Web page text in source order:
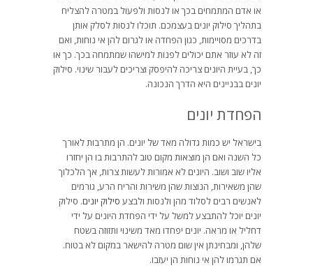
או אדם המתמחים בכך או לנסות ולפעול במטרה להצליח
בתהליך סילוק יונים בעצמכם. תוכלו לנסות לסלק אותן
בדרכים מסויימות, כגון הפחדה או לגרום להן אי נוחות, ואם
זה לא עוזר אתם יכולים לפנות למישהו שמתמחה בכך. כך או
כך, בעיית היונים צריכה להיפסק וצריכים לעבור שינוי. סילוק
יונים בבניינים היא הדרך הנכונה.
הפחדת יונים
בישראל יש כמות גדולה מאד של יונים. הן מתרבות לאורך
כל השנה ואם הן מוצאות מקום טוב להתרבות בו הן יחזרו
אליו שוב ושוב. היונים לא אמורות לעשות צרות, אך הלכלוך
שהן משאירות, הנוצות שהן משירות והריח הרע, גורמים
לאנשים רבים לסלוד מהן ולנסות ולבצע סילוק יונים. סילוק
יונים יוכל להתבצע למשל על ידי הפחדת היונים על ידי
דחליל או מראה. יונים יפחדו מאד משינוי ותזוזה בשטח
שלהן, ומבחינתן אין שום מטרה להישאר במקום לא בטוח.
אם תגרמו להן אי נוחות הן יעזבו.